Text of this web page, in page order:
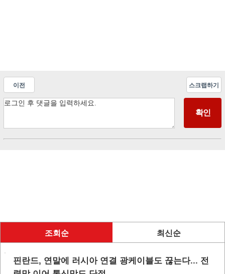
이전 스크랩하기
조회순 최신순
핀란드, 연말에 러시아 연결 광케이블도 끊는다... 전